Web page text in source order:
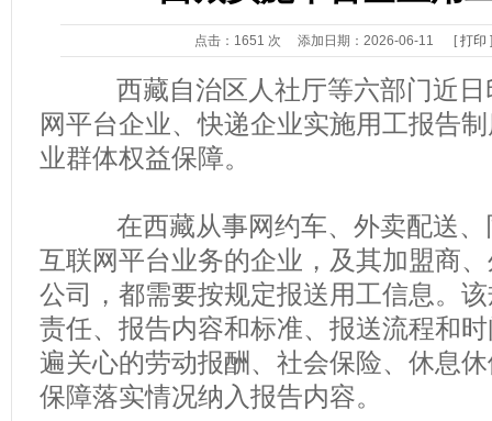
点击： 1651 次 添加日期：2026-06-11 [打印
西藏自治区人社厅等六部门近日
网平台企业、快递企业实施用工报告
业群体权益保障。
在西藏从事网约车、外卖配送、
互联网平台业务的企业，及其加盟商
公司，都需要按规定报送用工信息。
责任、报告内容和标准、报送流程和
遍关心的劳动报酬、社会保险、休息
保障落实情况纳入报告内容。